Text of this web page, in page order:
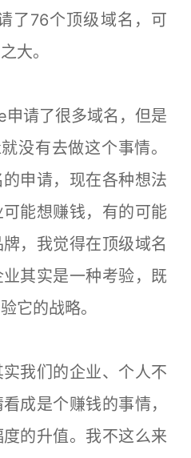
了76个顶级域名，可
大。
申请了很多域名，但是
没有去做这个事情。
申请，现在各种想法
能想赚钱，有的可能
，我觉得在顶级域名
其实是一种考验，既
它的战略。
我们的企业、个人不
成是个赚钱的事情，
的升值。我不这么来